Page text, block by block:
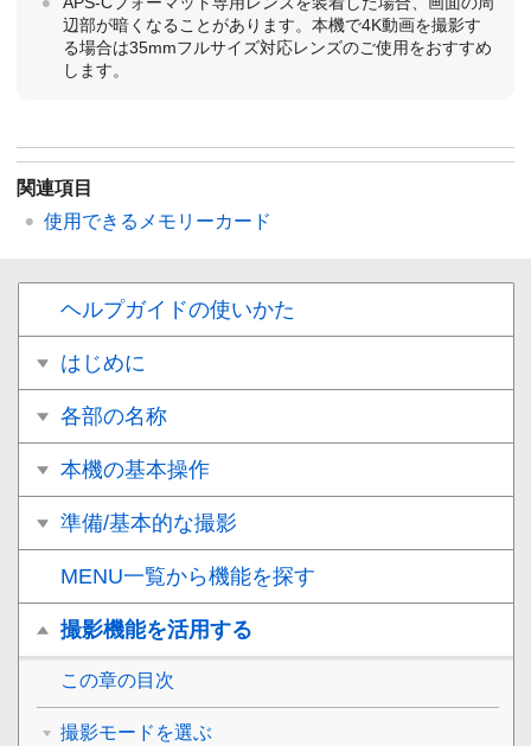
辺部が暗くなることがあります。本機で4K動画を撮影す
る場合は35mmフルサイズ対応レンズのご使用をおすすめ
します。
関連項目
使用できるメモリーカード
ヘルプガイドの使いかた
はじめに
各部の名称
本機の基本操作
準備/基本的な撮影
MENU一覧から機能を探す
撮影機能を活用する
この章の目次
撮影モードを選ぶ